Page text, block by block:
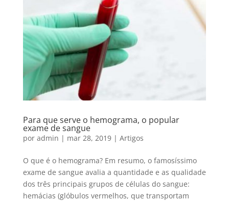
Para que serve o hemograma, o popular
exame de sangue
por admin | mar 28, 2019| Artigos
O que é o hemograma? Em resumo, o famosíssimo
exame de sangue avalia a quantidade e as qualidade
dos três principais grupos de células do sangue:
hemácias (glóbulos vermelhos, que transportam